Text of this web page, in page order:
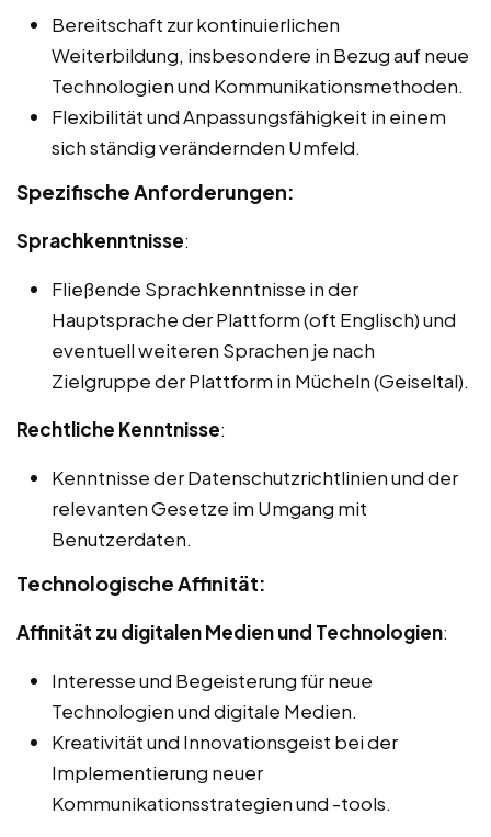
Bereitschaft zur kontinuierlichen
Weiterbildung, insbesondere in Bezug auf neue
Technologien und Kommunikationsmethoden.
Flexibilität und Anpassungsfähigkeit in einem
sich ständig verändernden Umfeld.
Spezifische Anforderungen:
Sprachkenntnisse:
Fließende Sprachkenntnisse in der
Hauptsprache der Plattform (oft Englisch) und
eventuell weiteren Sprachen je nach
Zielgruppe der Plattform in Mücheln (Geiseltal).
Rechtliche Kenntnisse:
Kenntnisse der Datenschutzrichtlinien und der
relevanten Gesetze im Umgang mit
Benutzerdaten.
Technologische Affinität:
Affinität zu digitalen Medien und Technologien:
Interesse und Begeisterung für neue
Technologien und digitale Medien.
Kreativität und Innovationsgeist bei der
Implementierung neuer
Kommunikationsstrategien und -tools.